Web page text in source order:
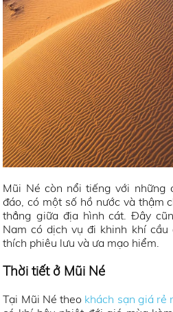
Mũi Né còn nổi tiếng với những
đáo, có một số hồ nước và thậm
thẳng giữa địa hình cát. Đây
Nam có dịch vụ đi khinh khí cầu
thích phiêu lưu và ưa mạo hiểm.
Thời tiết ở Mũi Né
Tại Mũi Né theo khách sạn giá rẻ